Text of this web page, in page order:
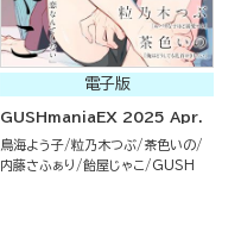
電子版
GUSHmaniaEX 2025 Apr.
鳥海よう子 粒乃木つぶ
茶色いの
内藤さふぁり
飴屋じゃこ GUSH